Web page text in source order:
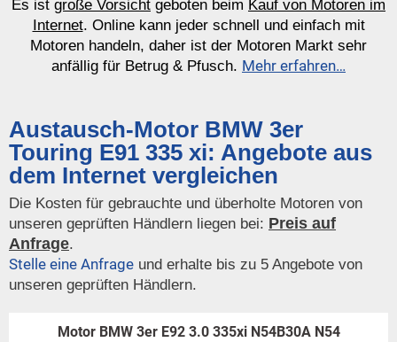
Es ist große Vorsicht geboten beim Kauf von Motoren im
Internet. Online kann jeder schnell und einfach mit
Motoren handeln, daher ist der Motoren Markt sehr
anfällig für Betrug & Pfusch. Mehr erfahren…
Austausch-Motor BMW 3er
Touring E91 335 xi: Angebote aus
dem Internet vergleichen
Die Kosten für gebrauchte und überholte Motoren von
unseren geprüften Händlern liegen bei: Preis auf
Anfrage.
Stelle eine Anfrage und erhalte bis zu 5 Angebote von
unseren geprüften Händlern.
Motor BMW 3er E92 3.0 335xi N54B30A N54